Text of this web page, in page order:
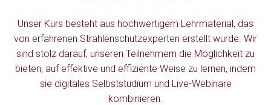
Unser Kurs besteht aus hochwertigem Lehrmaterial, das
von erfahrenen Strahlenschutzexperten erstellt wurde. Wir
sind stolz darauf, unseren Teilnehmern die Möglichkeit zu
bieten, auf effektive und effiziente Weise zu lernen, indem
sie digitales Selbststudium und Live-Webinare
kombinieren.